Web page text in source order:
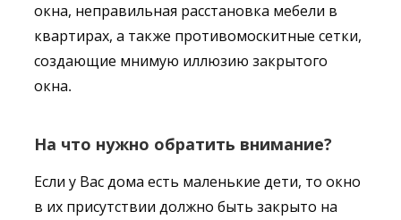
окна, неправильная расстановка мебели в
квартирах, а также противомоскитные сетки,
создающие мнимую иллюзию закрытого
окна.
На что нужно обратить внимание?
Если у Вас дома есть маленькие дети, то окно
в их присутствии должно быть закрыто на